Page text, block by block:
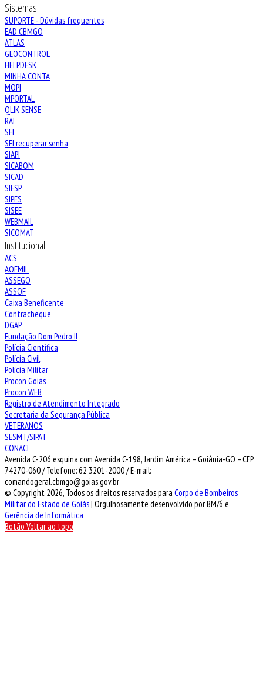
Sistemas
SUPORTE - Dúvidas frequentes
EAD CBMGO
ATLAS
GEOCONTROL
HELPDESK
MINHA CONTA
MOPI
MPORTAL
QLIK SENSE
RAI
SEI
SEI recuperar senha
SIAPI
SICABOM
SICAD
SIESP
SIPES
SISEE
WEBMAIL
SICOMAT
Institucional
ACS
AOFMIL
ASSEGO
ASSOF
Caixa Beneficente
Contracheque
DGAP
Fundação Dom Pedro II
Polícia Científica
Polícia Civil
Polícia Militar
Procon Goiás
Procon WEB
Registro de Atendimento Integrado
Secretaria da Segurança Pública
VETERANOS
SESMT/SIPAT
CONACI
Avenida C-206 esquina com Avenida C-198, Jardim América – Goiânia-GO – CEP
74270-060 / Telefone: 62 3201-2000 / E-mail:
comandogeral.cbmgo@goias.gov.br
© Copyright 2026, Todos os direitos reservados para Corpo de Bombeiros
Militar do Estado de Goiás| Orgulhosamente desenvolvido por BM/6 e
Gerência de Informática
Botão Voltar ao topo